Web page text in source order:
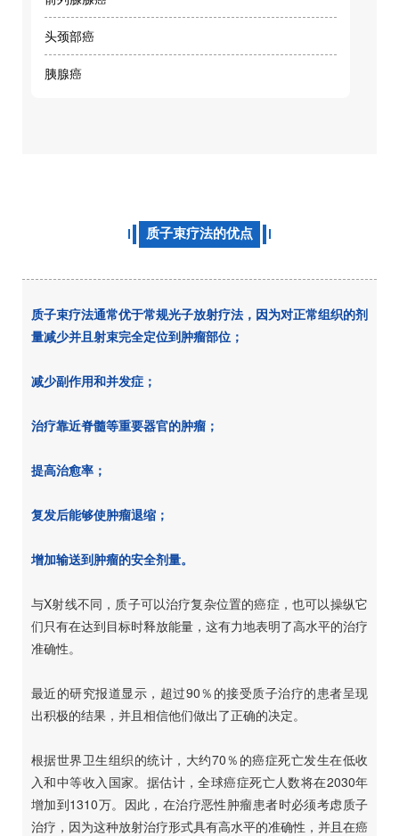
头颈部癌
胰腺癌
质子束疗法的优点
质子束疗法通常优于常规光子放射疗法，因为对正常组织的剂
量减少并且射束完全定位到肿瘤部位；
减少副作用和并发症；
治疗靠近脊髓等重要器官的肿瘤；
提高治愈率；
复发后能够使肿瘤退缩；
增加输送到肿瘤的安全剂量。
与X射线不同，质子可以治疗复杂位置的癌症，也可以操纵它
们只有在达到目标时释放能量，这有力地表明了高水平的治疗
准确性。
最近的研究报道显示，超过90％的接受质子治疗的患者呈现
出积极的结果，并且相信他们做出了正确的决定。
根据世界卫生组织的统计，大约70％的癌症死亡发生在低收
入和中等收入国家。据估计，全球癌症死亡人数将在2030年
增加到1310万。因此，在治疗恶性肿瘤患者时必须考虑质子
治疗，因为这种放射治疗形式具有高水平的准确性，并且在癌